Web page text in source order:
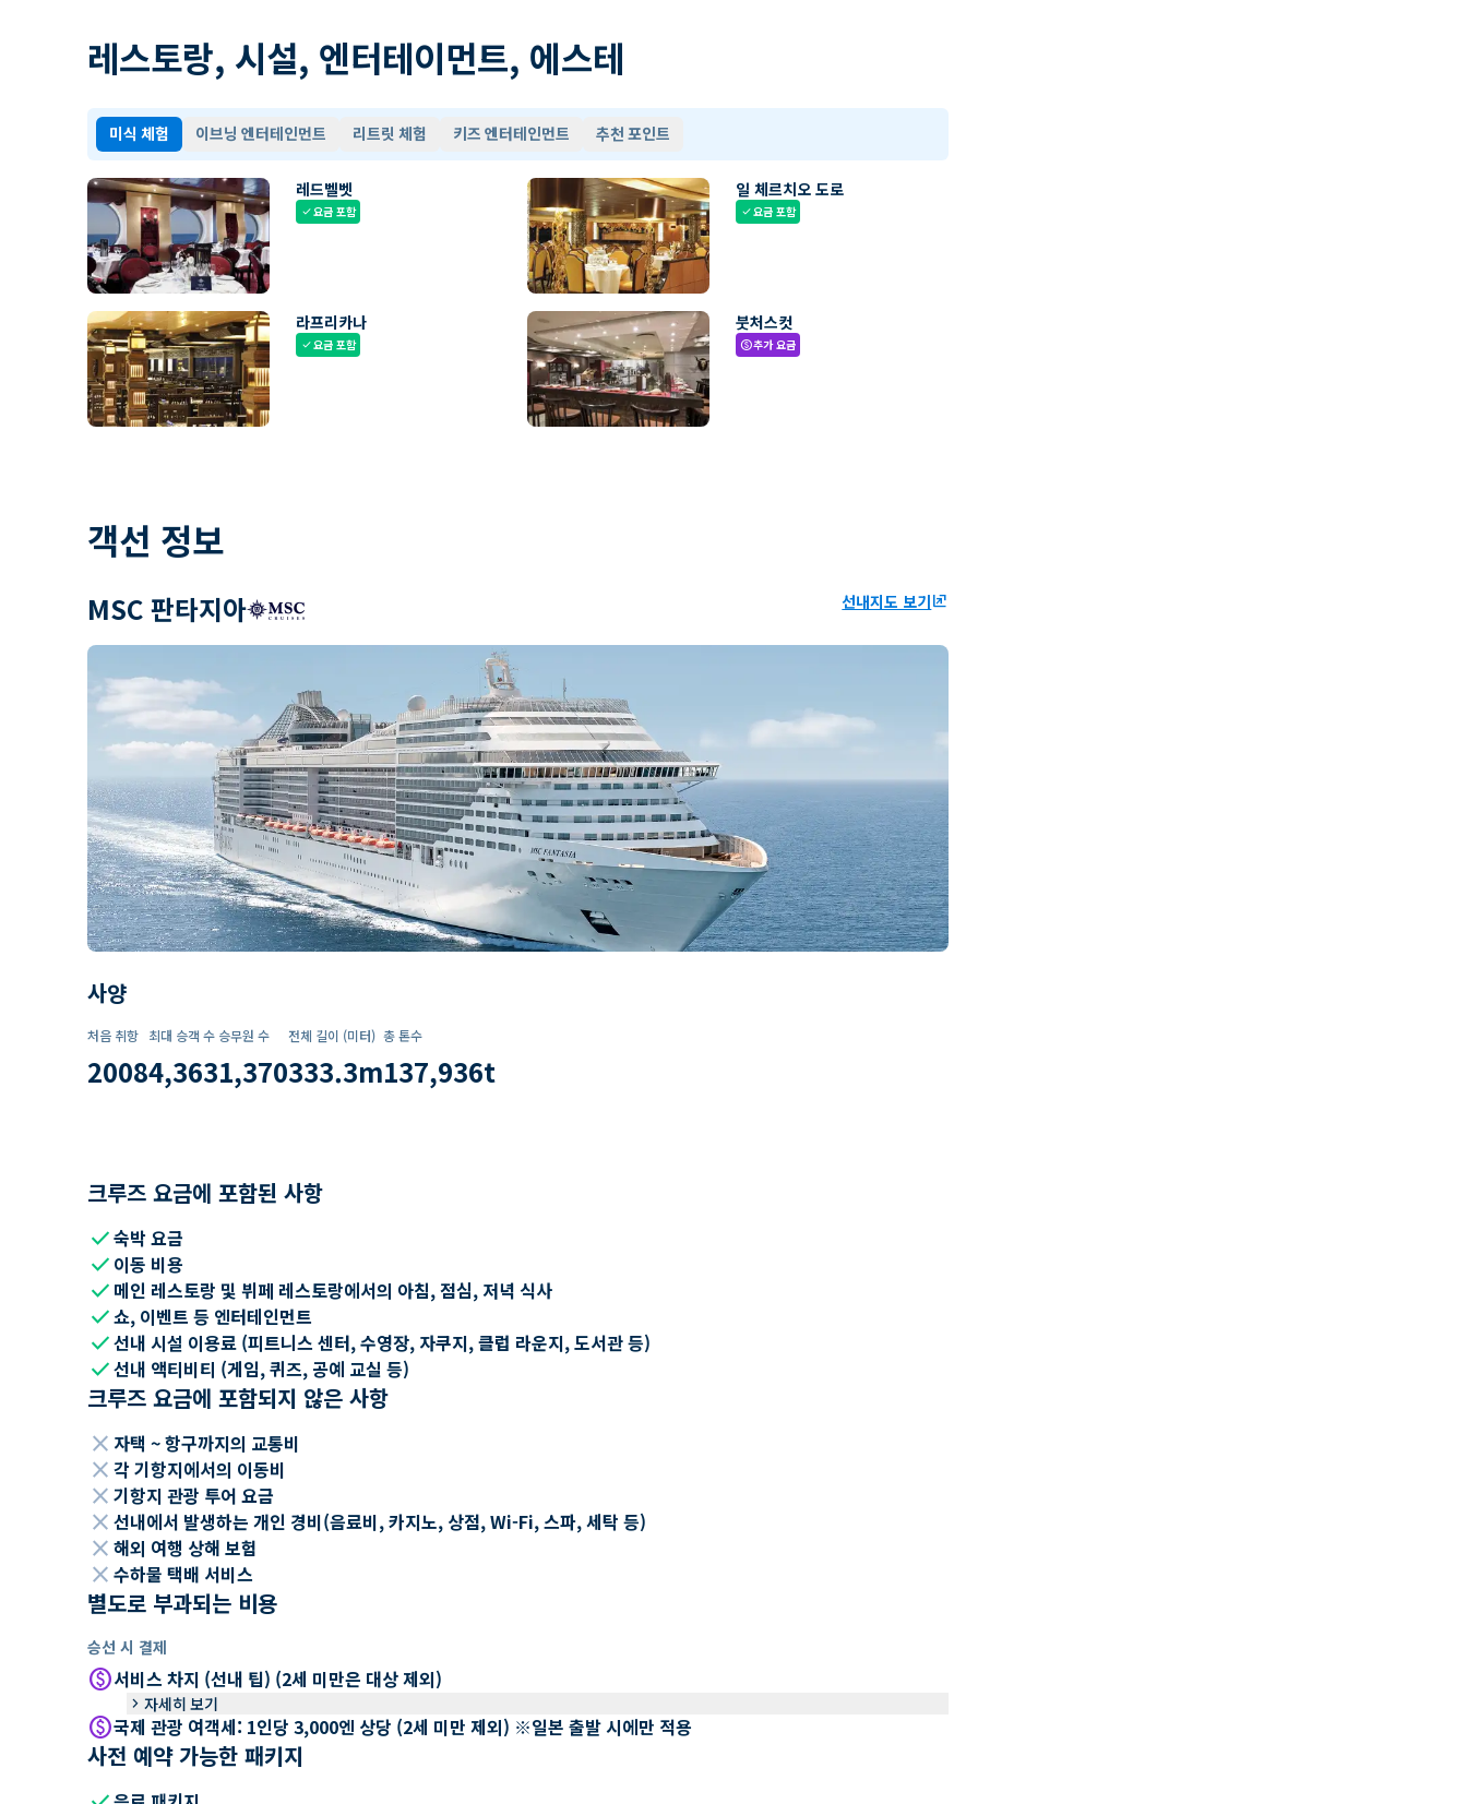
레스토랑, 시설, 엔터테이먼트, 에스테
미식 체험 이브닝 엔터테인먼트 리트릿 체험 키즈 엔터테인먼트 추천 포인트
레드벨벳
check요금 포함
일 체르치오 도로
check요금 포함
라프리카나
check요금 포함
붓처스컷
paid추가 요금
객선 정보
MSC 판타지아 선내지도 보기ungroup
사양
처음 취항
2008
최대 승객 수
4,363
승무원 수
1,370
전체 길이 (미터)
333.3m
총 톤수
137,936t
크루즈 요금에 포함된 사항
check숙박 요금
check 이동 비용
check 메인 레스토랑 및 뷔페 레스토랑에서의 아침, 점심, 저녁 식사
check쇼, 이벤트 등 엔터테인먼트
check선내 시설 이용료 (피트니스 센터, 수영장, 자쿠지, 클럽 라운지, 도서관 등)
check선내 액티비티 (게임, 퀴즈, 공예 교실 등)
크루즈 요금에 포함되지 않은 사항
close 자택 ~ 항구까지의 교통비
close 각 기항지에서의 이동비
close 기항지 관광 투어 요금
close 선내에서 발생하는 개인 경비(음료비, 카지노, 상점, Wi-Fi, 스파, 세탁 등)
close 해외 여행 상해 보험
close 수하물 택배 서비스
별도로 부과되는 비용
승선 시 결제
paid서비스 차지 (선내 팁) (2세 미만은 대상 제외)
keyboard_arrow_right 자세히 보기
paid국제 관광 여객세: 1인당 3,000엔 상당 (2세 미만 제외) ※일본 출발 시에만 적용
사전 예약 가능한 패키지